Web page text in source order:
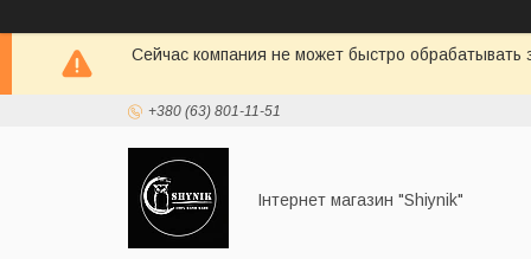
Сейчас компания не может быстро
+380 (63) 801-11-51
Інтернет магазин "Shiynik"